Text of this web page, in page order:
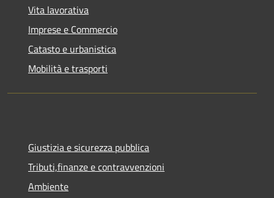
Vita lavorativa
Imprese e Commercio
Catasto e urbanistica
Mobilità e trasporti
Giustizia e sicurezza pubblica
Tributi,finanze e contravvenzioni
Ambiente